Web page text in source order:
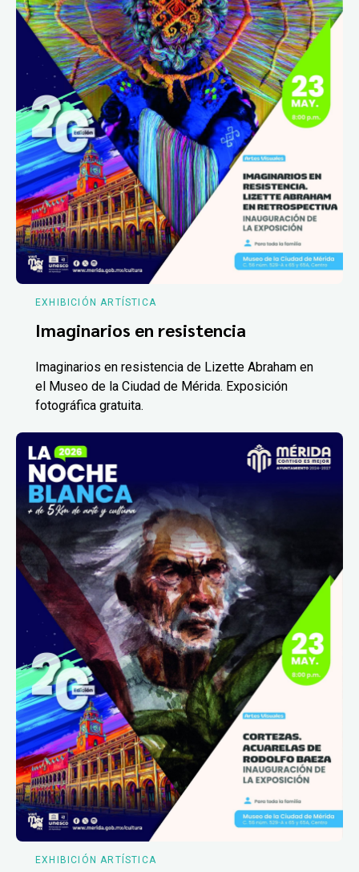
EXHIBICIÓN ARTÍSTICA
Imaginarios en resistencia
Imaginarios en resistencia de Lizette Abraham en
el Museo de la Ciudad de Mérida. Exposición
fotográfica gratuita.
EXHIBICIÓN ARTÍSTICA